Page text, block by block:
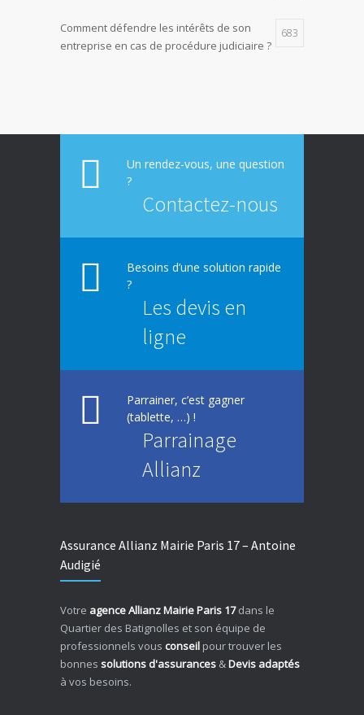
Comment défendre les intérêts de son
entreprise en cas de procédure judiciaire ?
683
entreprises
Un rendez-vous, une question
?
Contactez-nous
Besoins d’une solution rapide
?
Les devis en
ligne
Parrainer, c’est gagner
(tablette, …) !
Parrainage
Allianz
Assurance Allianz Mairie Paris 17 – Antoine
Audigié
Votre agence Allianz Mairie Paris 17dans le
Quartier des Batignolles et son équipe de
professionnels vous conseil pour trouver les
bonnes solutions d'assurances &Devis adaptés
à vos besoins.